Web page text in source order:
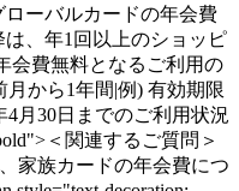
ローバルカードの年会費
、年1回以上のショッピ
会費無料となるご利用の
から1年間|例) 有効期限
4月30日までのご利用状況
＜関連するご質問＞
家族カードの年会費につ